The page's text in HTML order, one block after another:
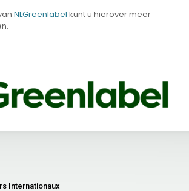
NLGreenlabel kunt u hierover meer
Internationaux